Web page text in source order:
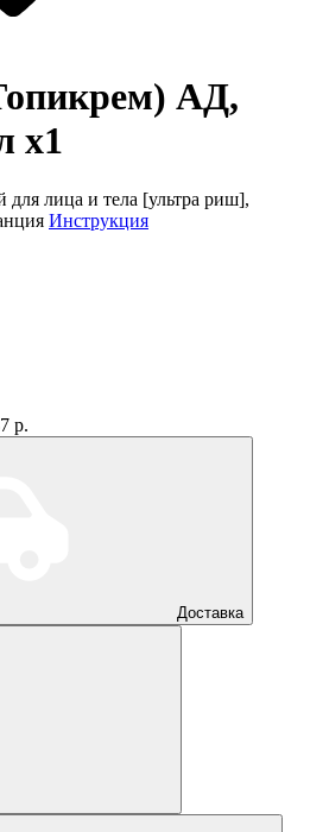
АД,
x1
лица и тела [ультра риш],
Инструкция
р.
Доставка